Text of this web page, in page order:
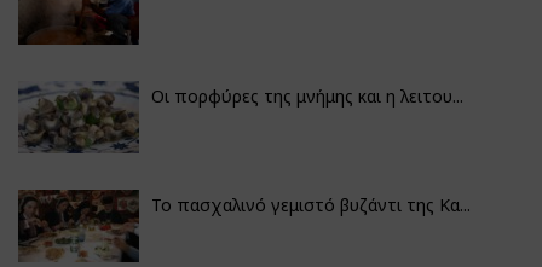
Οι πορφύρες της μνήμης και η λειτου...
Το πασχαλινό γεμιστό βυζάντι της Κα...